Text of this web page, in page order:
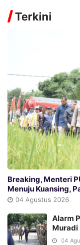
Terkini
Breaking, Menteri
Menuju Kuansing,
04 Agustus 2026
Alarm
Muradi
04